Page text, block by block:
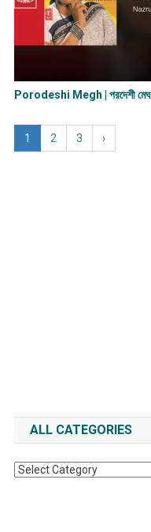
Porodeshi Megh | পরদেশী মেঘ
1 2 3 ›
ALL CATEGORIES
All